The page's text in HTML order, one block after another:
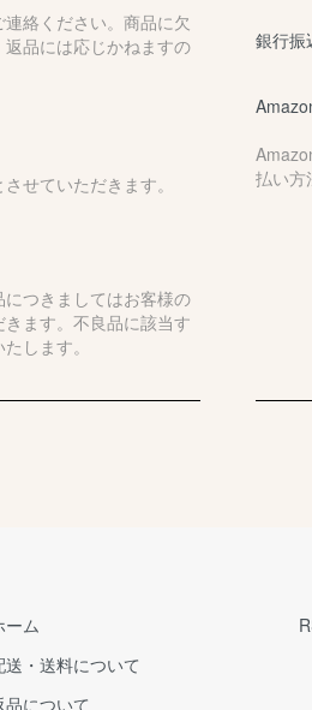
絡ください。商品に欠
品には応じかねますの
せていただきます。
つきましてはお客様の
ます。不良品に該当す
します。
銀行振
払い方
ーム
送・送料について
品について